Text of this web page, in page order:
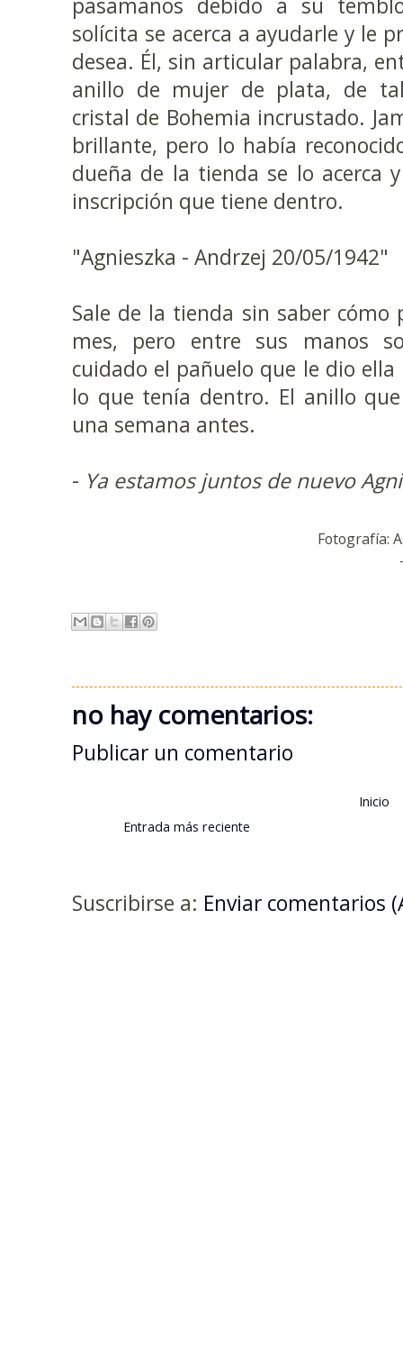
pasamanos debido a su
solícita se acerca a ayudarle y le
desea. Él, sin articular palabra,
anillo de mujer de plata, de
cristal de Bohemia incrustado.
brillante, pero lo había
dueña de la tienda se lo acerca
inscripción que tiene dentro.
"Agnieszka - Andrzej 20/05/1942"
Sale de la tienda sin saber cómo
mes, pero entre sus manos
cuidado el pañuelo que le dio
lo que tenía dentro. El anillo
una semana antes.
- Ya estamos juntos de nuevo
Fotografía:
no hay comentarios:
Publicar un comentario
Entrada más reciente
Inicio
Suscribirse a: Enviar comentarios